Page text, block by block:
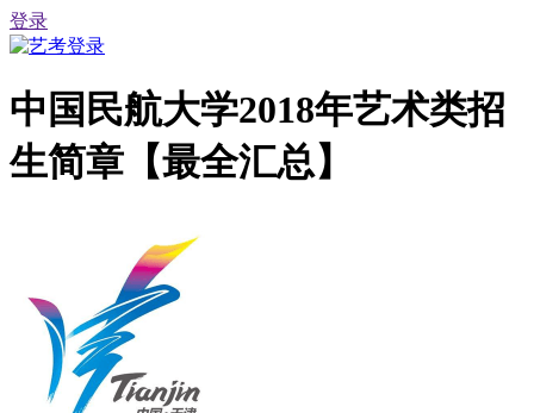
登录
中国民航大学2018年艺术类招
生简章【最全汇总】